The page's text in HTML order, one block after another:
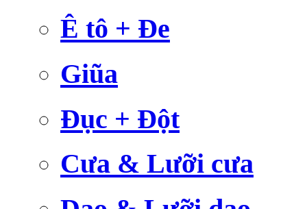
Ê tô + Đe
Giũa
Đục + Đột
Cưa & Lưỡi cưa